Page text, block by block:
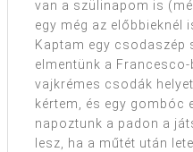
van a szülinapom is
egy még az előbbieknél
Kaptam egy csodaszép
elmentünk a
vajkrémes csodák
kértem, és egy gombóc
napoztunk a padon a
lesz, ha a műtét után